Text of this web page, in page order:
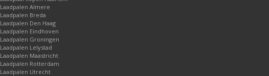
Laadpalen Almere
Laadpalen Breda
Laadpalen Den Haag
Laadpalen Eindhoven
Laadpalen Groningen
Laadpalen Lelystad
Laadpalen Maastricht
Laadpalen Rotterdam
Laadpalen Utrecht